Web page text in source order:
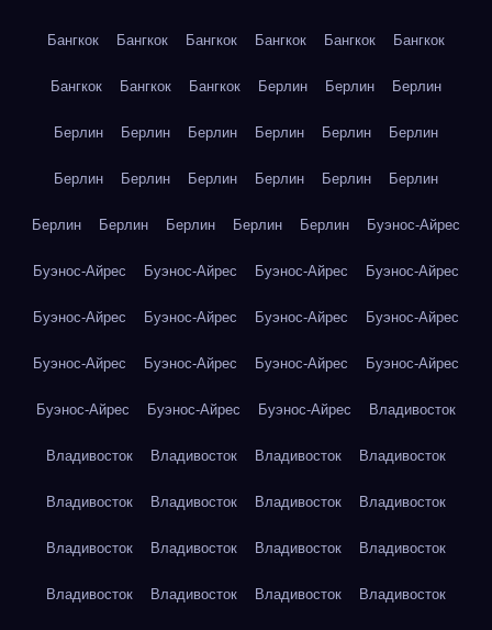
Бангкок Бангкок Бангкок Бангкок Бангкок Бангкок
Бангкок Бангкок Бангкок Берлин Берлин Берлин
Берлин Берлин Берлин Берлин Берлин Берлин
Берлин Берлин Берлин Берлин Берлин Берлин
Берлин Берлин Берлин Берлин Берлин Буэнос-Айрес
Буэнос-Айрес Буэнос-Айрес Буэнос-Айрес Буэнос-Айрес
Буэнос-Айрес Буэнос-Айрес Буэнос-Айрес Буэнос-Айрес
Буэнос-Айрес Буэнос-Айрес Буэнос-Айрес Буэнос-Айрес
Буэнос-Айрес Буэнос-Айрес Буэнос-Айрес Владивосток
Владивосток Владивосток Владивосток Владивосток
Владивосток Владивосток Владивосток Владивосток
Владивосток Владивосток Владивосток Владивосток
Владивосток Владивосток Владивосток Владивосток